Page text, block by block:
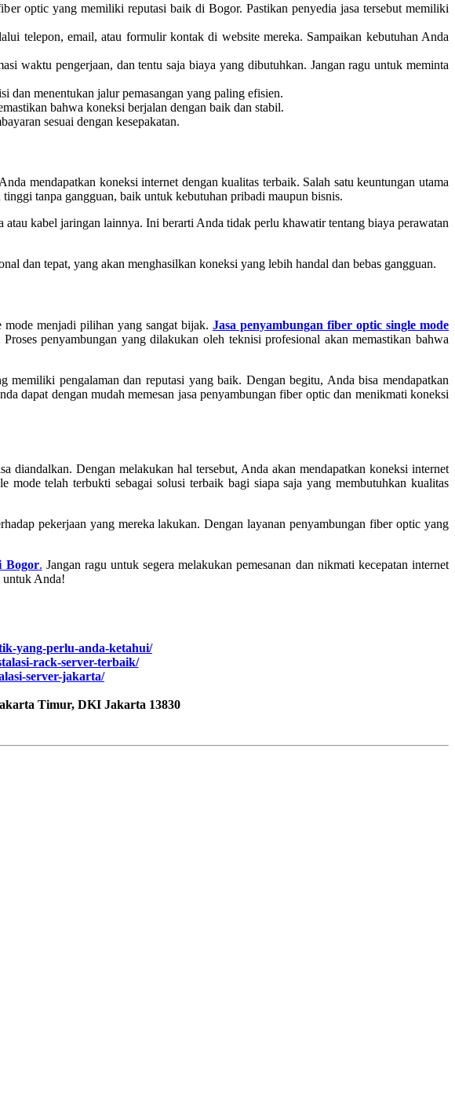
optic yang memiliki reputasi baik di Bogor. Pastikan penyedia jasa tersebut memiliki
telepon, email, atau formulir kontak di website mereka. Sampaikan kebutuhan Anda
waktu pengerjaan, dan tentu saja biaya yang dibutuhkan. Jangan ragu untuk meminta
dan menentukan jalur pemasangan yang paling efisien.
bahwa koneksi berjalan dengan baik dan stabil.
sesuai dengan kesepakatan.
mendapatkan koneksi internet dengan kualitas terbaik. Salah satu keuntungan utama
tanpa gangguan, baik untuk kebutuhan pribadi maupun bisnis.
kabel jaringan lainnya. Ini berarti Anda tidak perlu khawatir tentang biaya perawatan
dan tepat, yang akan menghasilkan koneksi yang lebih handal dan bebas gangguan.
menjadi pilihan yang sangat bijak. Jasa penyambungan fiber optic single mode
penyambungan yang dilakukan oleh teknisi profesional akan memastikan bahwa
pengalaman dan reputasi yang baik. Dengan begitu, Anda bisa mendapatkan
dapat dengan mudah memesan jasa penyambungan fiber optic dan menikmati koneksi
diandalkan. Dengan melakukan hal tersebut, Anda akan mendapatkan koneksi internet
telah terbukti sebagai solusi terbaik bagi siapa saja yang membutuhkan kualitas
pekerjaan yang mereka lakukan. Dengan layanan penyambungan fiber optic yang
Bogor. Jangan ragu untuk segera melakukan pemesanan dan nikmati kecepatan internet
untuk Anda!
yang-perlu-anda-ketahui/
rack-server-terbaik/
server-jakarta/
Timur, DKI Jakarta 13830